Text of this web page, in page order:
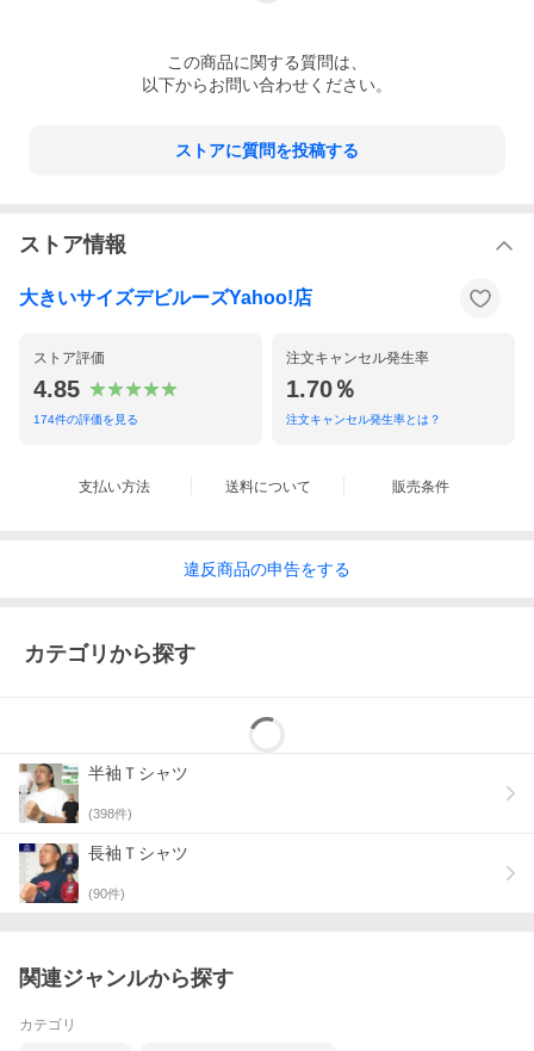
この商品に関する質問は、
以下からお問い合わせください。
ストアに質問を投稿する
ストア情報
大きいサイズデビルーズYahoo!店
ストア評価
4.85
174件の評価を見る
注文キャンセル発生率
1.70％
注文キャンセル発生率とは？
支払い方法 送料について 販売条件
違反商品の申告をする
カテゴリから探す
半袖Ｔシャツ
(398件)
長袖Ｔシャツ
(90件)
関連ジャンルから探す
カテゴリ